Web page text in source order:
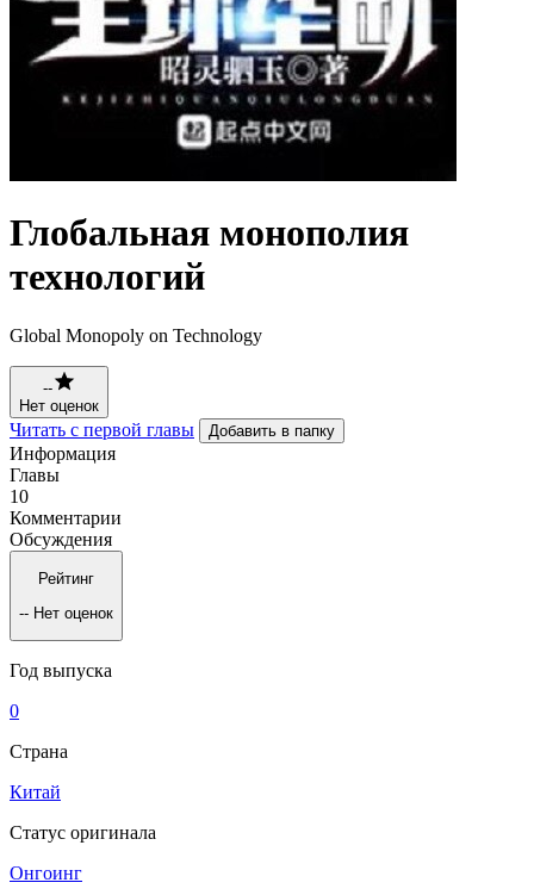
Глобальная монополия
технологий
Global Monopoly on Technology
--
Нет оценок
Читать с первой главы Добавить в папку
Информация
Главы
10
Комментарии
Обсуждения
Рейтинг
-- Нет оценок
Год выпуска
0
Страна
Китай
Статус оригинала
Онгоинг